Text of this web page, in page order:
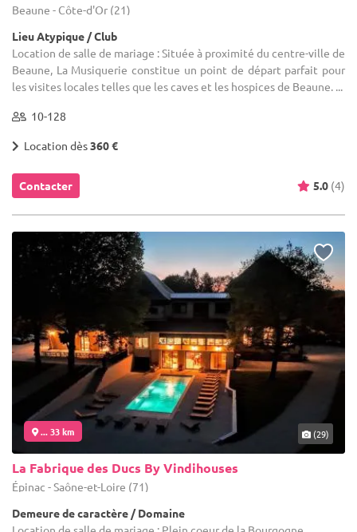
Beaune - Côte-d'Or (21)
Lieu Atypique / Club
Location de salle de mariage : Située à proximité du centre-ville de
Beaune, La Musiquerie constitue un point de départ parfait pour
les visites locales telles que les caves et les hospices de Beaune. ...
10-128
Location dès360 €
Contacter 5.0 (4)
... 33 km (29)
La Fabrique des Ducs By Vindihouses
Épinac - Saône-et-Loire (71)
Demeure de caractère / Domaine